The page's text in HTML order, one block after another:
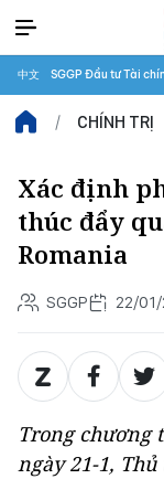
中文 SGGP Đầu tư Tài
CHÍNH TRỊ
Xác định
thúc đẩy
Romania
SGGP 22/
Trong chương
ngày 21-1,